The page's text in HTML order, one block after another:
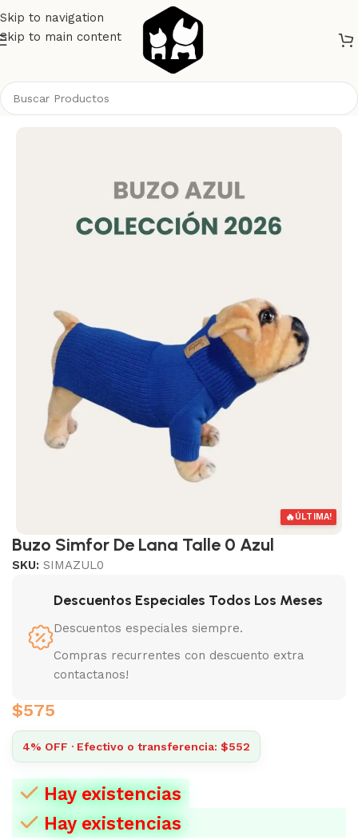
Skip to navigation
Skip to main content
🔥ÚLTIMA!
Buzo Simfor De Lana Talle 0 Azul
SKU: SIMAZUL0
Descuentos Especiales Todos Los Meses
Descuentos especiales siempre.
Compras recurrentes con descuento extra
contactanos!
$575
4% OFF · Efectivo o transferencia: $552
Hay existencias
Hay existencias